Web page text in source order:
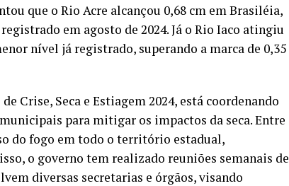
que o Rio Acre alcançou 0,68 cm em Brasiléia,
em agosto de 2024. Já o Rio Iaco atingiu
nível já registrado, superando a marca de 0,35
Crise, Seca e Estiagem 2024, está coordenando
para mitigar os impactos da seca. Entre
do fogo em todo o território estadual,
o governo tem realizado reuniões semanais de
diversas secretarias e órgãos, visando